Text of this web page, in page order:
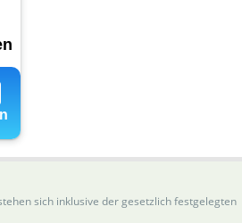
sich inklusive der gesetzlich festgelegten